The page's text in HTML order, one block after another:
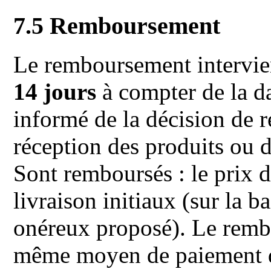
7.5 Remboursement
Le remboursement
14 jours à compter de la
informé de la décision de
réception des produits ou
Sont remboursés : le prix
livraison initiaux (sur la
onéreux proposé). Le
même moyen de